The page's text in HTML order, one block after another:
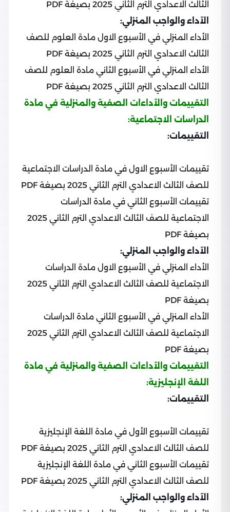
الثالث الاعدادي الترم الثاني 2025 بصيغة PDF
الآداء والواجب المنزلي:
الأداء المنزلي في الأسبوع الاول مادة العلوم للصف
الثالث الاعدادي الترم الثاني 2025 بصيغة PDF
الأداء المنزلي في الأسبوع الثاني مادة العلوم للصف
الثالث الاعدادي الترم الثاني 2025 بصيغة PDF
التقييمات والآداءات الصفية والمنزلية في مادة
الدراسات الاجتماعية:
التقييمات:
تقييمات الأسبوع الاول في مادة الدراسات الاجتماعية
للصف الثالث الاعدادي الترم الثاني 2025 بصيغة PDF
تقييمات الأسبوع الثاني في مادة الدراسات
الاجتماعية للصف الثالث الاعدادي الترم الثاني 2025
بصيغة PDF
الآداء والواجب المنزلي:
الأداء المنزلي في الأسبوع الاول مادة الدراسات
الاجتماعية للصف الثالث الاعدادي الترم الثاني 2025
بصيغة PDF
الأداء المنزلي في الأسبوع الثاني مادة الدراسات
الاجتماعية للصف الثالث الاعدادي الترم الثاني 2025
بصيغة PDF
التقييمات والآداءات الصفية والمنزلية في مادة
اللغة الإنجليزية:
التقييمات:
تقييمات الأسبوع الأول في مادة اللغة الإنجليزية
للصف الثالث الاعدادي الترم الثاني 2025 بصيغة PDF
تقييمات الأسبوع الثاني في مادة اللغة الإنجليزية
للصف الثالث الاعدادي الترم الثاني 2025 بصيغة PDF
الآداء والواجب المنزلي: